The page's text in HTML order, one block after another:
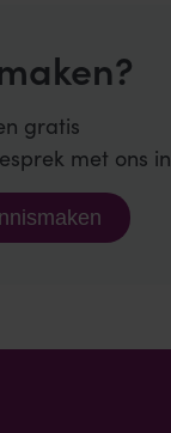
gratis
met ons in